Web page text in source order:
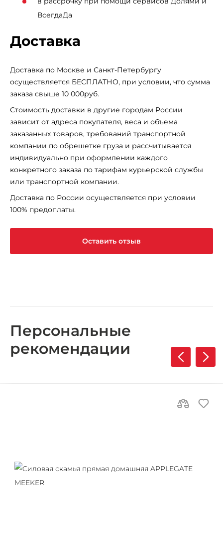
ВсегдаДа
Доставка
Доставка по Москве и Санкт-Петербургу
осуществляется БЕСПЛАТНО, при условии, что сумма
заказа свыше 10 000руб.
Стоимость доставки в другие городам России
зависит от адреса покупателя, веса и объема
заказанных товаров, требований транспортной
компании по обрешетке груза и рассчитывается
индивидуально при оформлении каждого
конкретного заказа по тарифам курьерской службы
или транспортной компании.
Доставка по России осуществляется при условии
100% предоплаты.
Оставить отзыв
Персональные
рекомендации